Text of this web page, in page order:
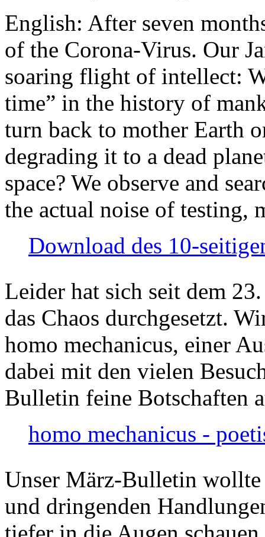
English: After seven
of the Corona-Virus. Our
soaring flight of intellect:
time” in the history of
turn back to mother Earth
degrading it to a dead
space? We observe and
the actual noise of testing,
Download des 10-
Leider hat sich seit dem
das Chaos durchgesetzt.
homo mechanicus, einer
dabei mit den vielen
Bulletin feine Botschaften
homo mechanicus -
Unser März-Bulletin
und dringenden